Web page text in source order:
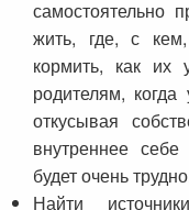
самостоятельно
жить, где, с
кормить, как их
родителям,
откусывая
внутреннее
будет очень
Найти